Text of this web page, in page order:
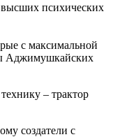
высших психических
с максимальной
Аджимушкайских
– трактор
создатели с